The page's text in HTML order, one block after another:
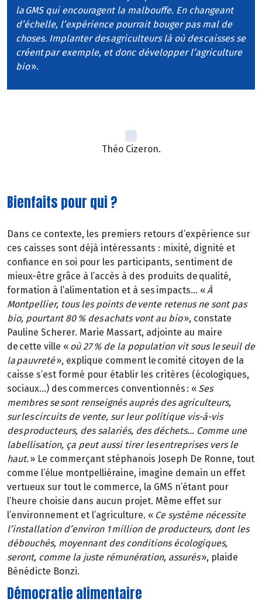
la GMS qui encouragent la malbouffe. En changeant
d’échelle, l’expérience pourrait bouger pas mal de
choses. Implanter des agriculteurs là où des caisses se
créent par exemple, et donc développer l’agriculture
bio».
Théo Cizeron.
Bienfaits pour qui ?
Dans ce contexte, les premiers retours d’expérience sur
ces caisses sont déjà intéressants : mixité, dignité et
confiance en soi pour les participants, sentiment de
mieux-être grâce à l’accès à des produits de qualité,
formation à l’alimentation et à ses impacts… «À
Montpellier, tous les points de vente retenus ne sont pas
bio, pourtant 80 % des achats vont au bio», constate
Pauline Scherer. Marie Massart, adjointe au maire
de cette ville « où 27 % de la population vit sous le seuil de
la pauvreté», explique comment le comité citoyen de la
caisse s’est formé pour établir les critères (écologiques,
sociaux…) des commerces conventionnés : « Ses
membres se sont renseignés auprès des agriculteurs,
sur les circuits de vente, sur leur politique vis-à-vis
des producteurs, des salariés, des déchets… Comme une
labellisation, ça peut aussi tirer les entreprises vers le
haut.» Le commerçant stéphanois Joseph De Ronne, tout
comme l’élue montpelliéraine, imagine demain un effet
vertueux sur tout le commerce, la GMS n’étant pour
l’heure choisie dans aucun projet. Même effet sur
l’environnement et l’agriculture. « Ce système nécessite
l’installation d’environ 1 million de producteurs, dont les
débouchés, moyennant des conditions écologiques,
seront, comme la juste rémunération, assurés», plaide
Bénédicte Bonzi.
Démocratie alimentaire